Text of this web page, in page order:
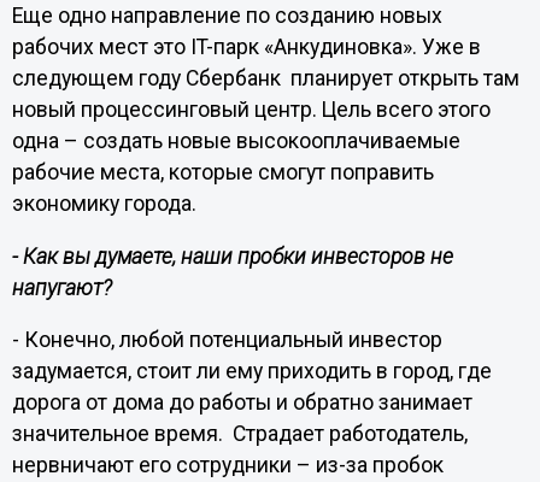
Еще одно направление по созданию новых
рабочих мест это IT-парк «Анкудиновка». Уже в
следующем году Сбербанк планирует открыть там
новый процессинговый центр. Цель всего этого
одна – создать новые высокооплачиваемые
рабочие места, которые смогут поправить
экономику города.
- Как вы думаете, наши пробки инвесторов не
напугают?
- Конечно, любой потенциальный инвестор
задумается, стоит ли ему приходить в город, где
дорога от дома до работы и обратно занимает
значительное время. Страдает работодатель,
нервничают его сотрудники – из-за пробок